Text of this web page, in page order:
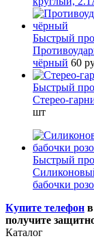
Быстрый
чёрный 60
Быстрый
Стерео-
шт
Быстрый
бабочки
Купите телефон
получите
Каталог